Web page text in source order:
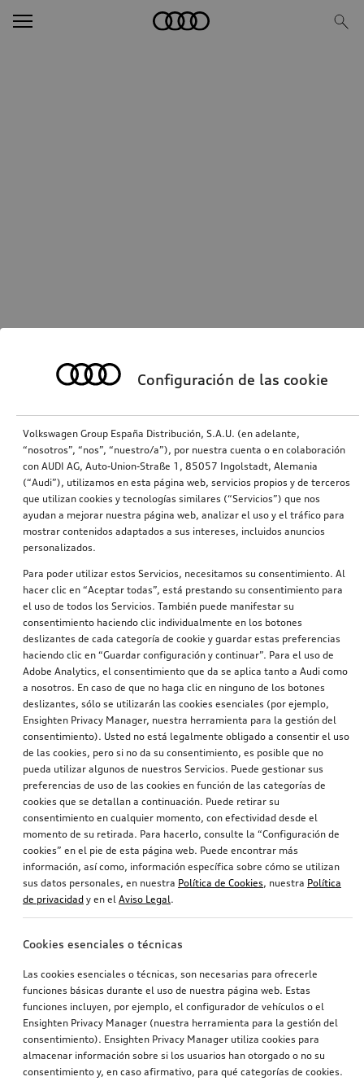
Configuración de las cookie
Volkswagen Group España Distribución, S.A.U. (en adelante,
“nosotros”, “nos”, “nuestro/a”), por nuestra cuenta o en colaboración
con AUDI AG, Auto-Union-Straße 1, 85057 Ingolstadt, Alemania
(“Audi”), utilizamos en esta página web, servicios propios y de terceros
que utilizan cookies y tecnologías similares (“Servicios”) que nos
ayudan a mejorar nuestra página web, analizar el uso y el tráfico para
mostrar contenidos adaptados a sus intereses, incluidos anuncios
personalizados.
Para poder utilizar estos Servicios, necesitamos su consentimiento. Al
hacer clic en “Aceptar todas”, está prestando su consentimiento para
el uso de todos los Servicios. También puede manifestar su
consentimiento haciendo clic individualmente en los botones
deslizantes de cada categoría de cookie y guardar estas preferencias
haciendo clic en “Guardar configuración y continuar”. Para el uso de
Adobe Analytics, el consentimiento que da se aplica tanto a Audi como
a nosotros. En caso de que no haga clic en ninguno de los botones
deslizantes, sólo se utilizarán las cookies esenciales (por ejemplo,
Ensighten Privacy Manager, nuestra herramienta para la gestión del
consentimiento). Usted no está legalmente obligado a consentir el uso
de las cookies, pero si no da su consentimiento, es posible que no
pueda utilizar algunos de nuestros Servicios. Puede gestionar sus
preferencias de uso de las cookies en función de las categorías de
cookies que se detallan a continuación. Puede retirar su
consentimiento en cualquier momento, con efectividad desde el
momento de su retirada. Para hacerlo, consulte la “Configuración de
cookies” en el pie de esta página web. Puede encontrar más
información, así como, información específica sobre cómo se utilizan
sus datos personales, en nuestra Política de Cookies, nuestra Política
de privacidad y en el Aviso Legal.
Cookies esenciales o técnicas
Las cookies esenciales o técnicas, son necesarias para ofrecerle
funciones básicas durante el uso de nuestra página web. Estas
funciones incluyen, por ejemplo, el configurador de vehículos o el
Ensighten Privacy Manager (nuestra herramienta para la gestión del
consentimiento). Ensighten Privacy Manager utiliza cookies para
almacenar información sobre si los usuarios han otorgado o no su
consentimiento y, en caso afirmativo, para qué categorías de cookies.